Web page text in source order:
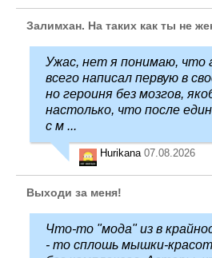
Залимхан. На таких как ты не
Ужас, нет я понимаю, что
всего написал первую в
но героиня без мозгов,
настолько, что после
с м ...
Hurikana 07.08.2026
Выходи за меня!
Что-то "мода" из в
- то сплошь мышки-